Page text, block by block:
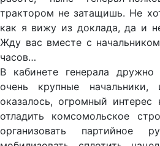
трактором не затащишь. Не
как я вижу из доклада, да и
Жду вас вместе с
часов…
В кабинете генерала
очень крупные
оказалось, огромный
отладить комсомольское
организовать партийное